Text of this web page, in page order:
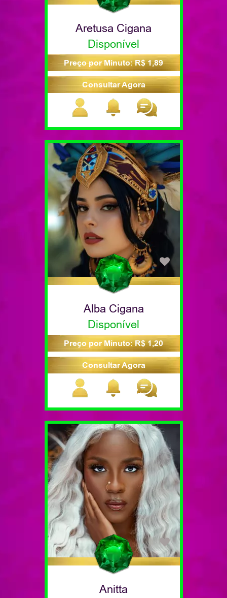
Aretusa Cigana
Disponível
Preço por Minuto: R$ 1,89
Consultar Agora
Alba Cigana
Disponível
Preço por Minuto: R$ 1,20
Consultar Agora
Anitta